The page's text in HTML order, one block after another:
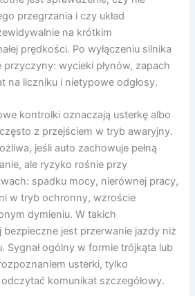
przegrzania i czy układ
na krótkim
prędkości. Po wyłączeniu silnika
wycieki płynów, zapach
na liczniku i nietypowe odgłosy.
kontrolki oznaczają usterkę albo
z przejściem w tryb awaryjny.
jeśli auto zachowuje pełną
ale ryzyko rośnie przy
spadku mocy, nierównej pracy,
w tryb ochronny, wzroście
dymieniu. W takich
jest przerwanie jazdy niż
Sygnał ogólny w formie trójkąta lub
usterki, tylko
komunikat szczegółowy.